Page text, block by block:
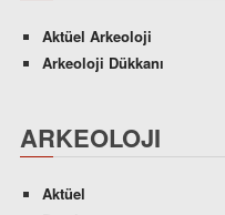
Aktüel Arkeoloji
Arkeoloji Dükkanı
ARKEOLOJI
Aktüel